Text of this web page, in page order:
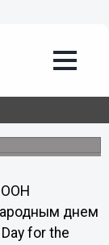
ООН
днем
for the